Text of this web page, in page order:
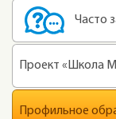
Часто
Проект «Школа
Профильное